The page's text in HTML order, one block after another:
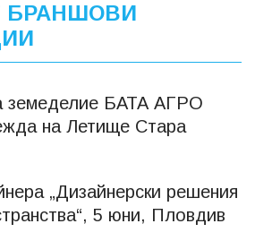
БРАНШОВИ
земеделие БАТА АГРО
на Летище Стара
„Дизайнерски решения
5 юни, Пловдив